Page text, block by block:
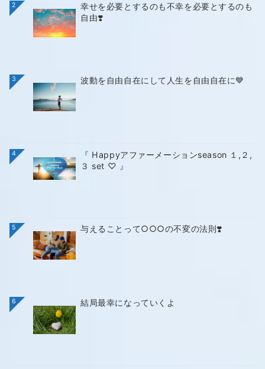
2
幸せを必要とするのも不幸を必要とするのも
自由❣️
3 波動を自由自在にして人生を自由自在に💙
4
『 Happyアファーメーションseason １,２,
３ set ♡ 』
5 与えることって○○○の不変の法則❣️
6 結局最幸になっていくよ